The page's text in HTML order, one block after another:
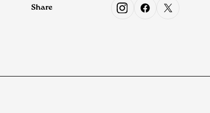
Share